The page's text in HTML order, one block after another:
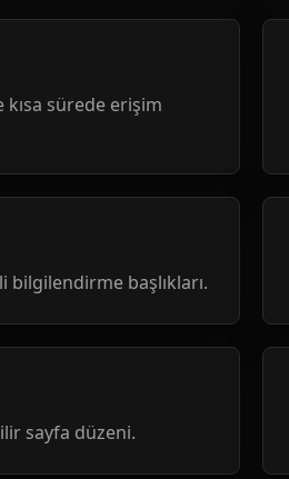
sürede erişim
başlıkları.
sayfa düzeni.